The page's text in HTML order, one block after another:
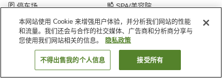
停车场
SPA/美容院
首页 日本 长野县 松本 扉温泉明神馆
搜索客房
本网站使用 Cookie 来增强用户体验，并分析我们网站的性能
和流量。我们还会与合作的社交媒体、广告商和分析商分享与
您使用我们网站相关的信息。
隐私政策
不得出售我的个人信息 接受所有